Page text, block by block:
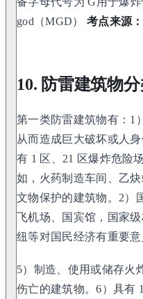
god（MGD） 考点来源：
10. 防雷建筑物
第一类防雷建筑物有：1
从而造成巨大破坏或人
有 1 区、21 区爆炸危险
如，火药制造车间、乙
文物保护的建筑物。2）
飞机场、国宾馆，国家
纽等对国民经济有重要
5）制造、使用或储存火
伤亡的建筑物。6）具有